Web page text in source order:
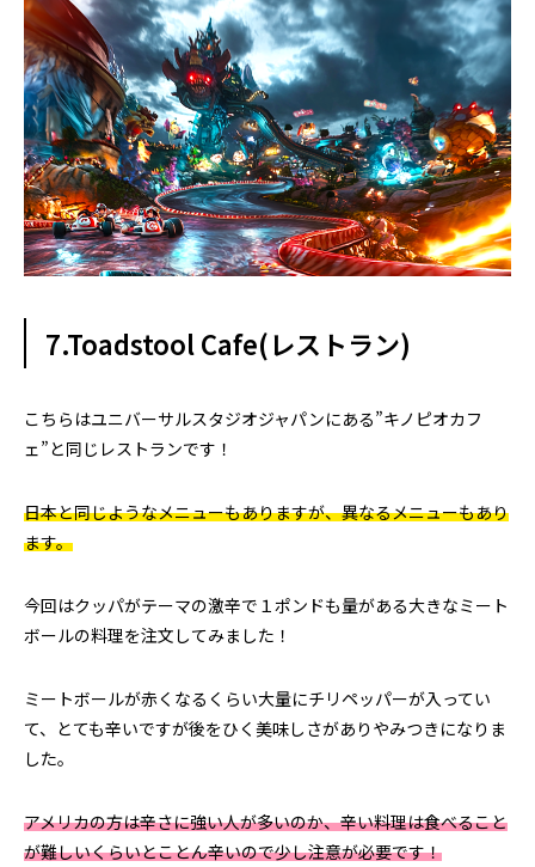
7.Toadstool Cafe(レストラン)
こちらはユニバーサルスタジオジャパンにある”キノピオカフ
ェ”と同じレストランです！
日本と同じようなメニューもありますが、異なるメニューもあり
ます。
今回はクッパがテーマの激辛で１ポンドも量がある大きなミート
ボールの料理を注文してみました！
ミートボールが赤くなるくらい大量にチリペッパーが入ってい
て、とても辛いですが後をひく美味しさがありやみつきになりま
した。
アメリカの方は辛さに強い人が多いのか、辛い料理は食べること
が難しいくらいとことん辛いので少し注意が必要です！